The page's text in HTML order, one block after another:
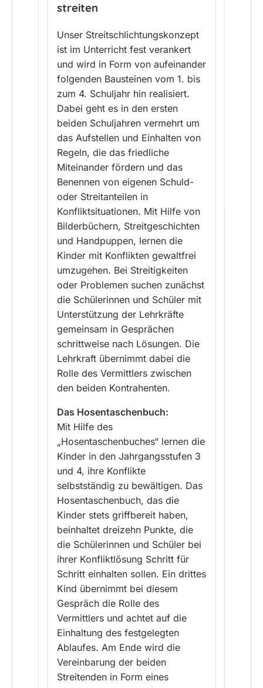
streiten
Unser Streitschlichtungskonzept
ist im Unterricht fest verankert
und wird in Form von aufeinander
folgenden Bausteinen vom 1. bis
zum 4. Schuljahr hin realisiert.
Dabei geht es in den ersten
beiden Schuljahren vermehrt um
das Aufstellen und Einhalten von
Regeln, die das friedliche
Miteinander fördern und das
Benennen von eigenen Schuld-
oder Streitanteilen in
Konfliktsituationen. Mit Hilfe von
Bilderbüchern, Streitgeschichten
und Handpuppen, lernen die
Kinder mit Konflikten gewaltfrei
umzugehen. Bei Streitigkeiten
oder Problemen suchen zunächst
die Schülerinnen und Schüler mit
Unterstützung der Lehrkräfte
gemeinsam in Gesprächen
schrittweise nach Lösungen. Die
Lehrkraft übernimmt dabei die
Rolle des Vermittlers zwischen
den beiden Kontrahenten.
Das Hosentaschenbuch:
Mit Hilfe des
„Hosentaschenbuches“ lernen die
Kinder in den Jahrgangsstufen 3
und 4, ihre Konflikte
selbstständig zu bewältigen. Das
Hosentaschenbuch, das die
Kinder stets griffbereit haben,
beinhaltet dreizehn Punkte, die
die Schülerinnen und Schüler bei
ihrer Konfliktlösung Schritt für
Schritt einhalten sollen. Ein drittes
Kind übernimmt bei diesem
Gespräch die Rolle des
Vermittlers und achtet auf die
Einhaltung des festgelegten
Ablaufes. Am Ende wird die
Vereinbarung der beiden
Streitenden in Form eines